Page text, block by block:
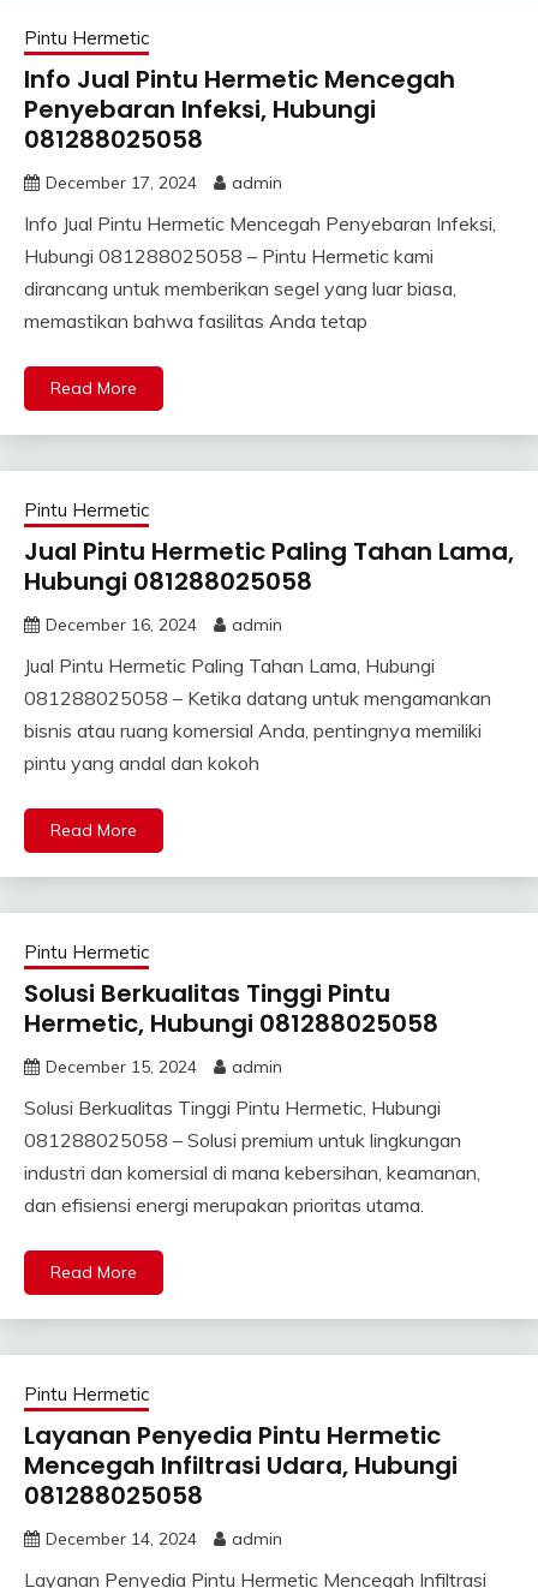
Pintu Hermetic
Info Jual Pintu Hermetic Mencegah
Penyebaran Infeksi, Hubungi
081288025058
December 17, 2024 admin
Info Jual Pintu Hermetic Mencegah Penyebaran Infeksi,
Hubungi 081288025058 – Pintu Hermetic kami
dirancang untuk memberikan segel yang luar biasa,
memastikan bahwa fasilitas Anda tetap
Read More
Pintu Hermetic
Jual Pintu Hermetic Paling Tahan Lama,
Hubungi 081288025058
December 16, 2024 admin
Jual Pintu Hermetic Paling Tahan Lama, Hubungi
081288025058 – Ketika datang untuk mengamankan
bisnis atau ruang komersial Anda, pentingnya memiliki
pintu yang andal dan kokoh
Read More
Pintu Hermetic
Solusi Berkualitas Tinggi Pintu
Hermetic, Hubungi 081288025058
December 15, 2024 admin
Solusi Berkualitas Tinggi Pintu Hermetic, Hubungi
081288025058 – Solusi premium untuk lingkungan
industri dan komersial di mana kebersihan, keamanan,
dan efisiensi energi merupakan prioritas utama.
Read More
Pintu Hermetic
Layanan Penyedia Pintu Hermetic
Mencegah Infiltrasi Udara, Hubungi
081288025058
December 14, 2024 admin
Layanan Penyedia Pintu Hermetic Mencegah Infiltrasi